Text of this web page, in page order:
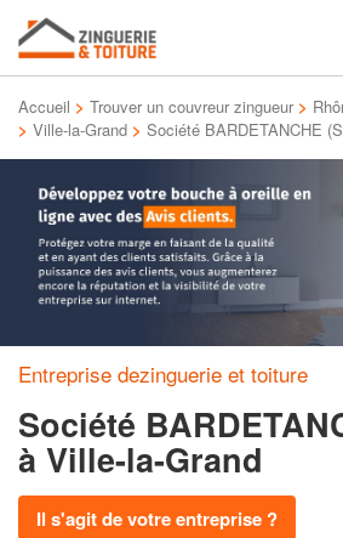
Accueil > Trouver un couvreur zingueur >
> Ville-la-Grand > Société BARDETANCHE
Entreprise dezinguerie et toiture
Société
à Ville-la-Grand
Il s'agit de votre entreprise ?